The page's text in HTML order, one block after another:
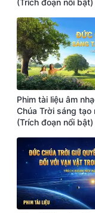
Phim tài liệu âm
Chúa Trời sáng tạo
(Trích đoạn nổi bật)